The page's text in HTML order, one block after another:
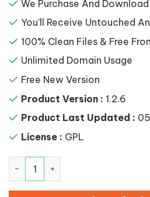
117,649
We Purchase And
You’ll Receive Untouched
100% Clean Files & Free
Unlimited Domain Usage
Free New Version
Product Version : 1.2.6
Product Last Updated :
License : GPL